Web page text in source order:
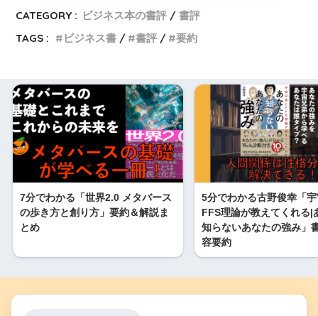
CATEGORY : ビジネス本の書評
書評
TAGS :
ビジネス書 書評 要約
7分でわかる「世界2.0 メタバース
の歩き方と創り方」要約＆解説ま
とめ
5分でわかる古野俊幸「
FFS理論が教えてくれる|
知らないあなたの強み」
容要約